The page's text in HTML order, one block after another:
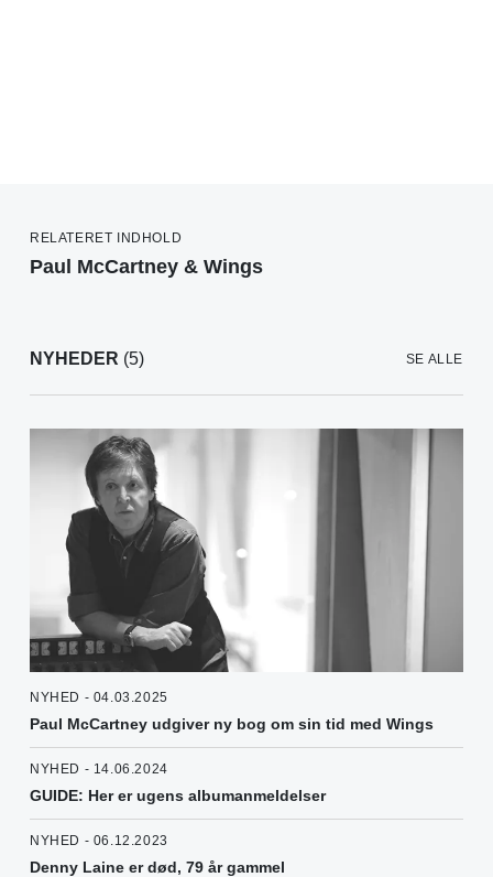
RELATERET INDHOLD
Paul McCartney & Wings
NYHEDER (5) SE ALLE
NYHED - 04.03.2025
Paul McCartney udgiver ny bog om sin tid med Wings
NYHED - 14.06.2024
GUIDE: Her er ugens albumanmeldelser
NYHED - 06.12.2023
Denny Laine er død, 79 år gammel